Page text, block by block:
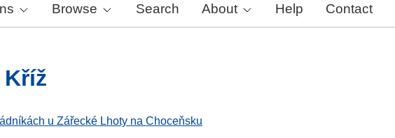
Browse Search About Help Contact
u Zářecké Lhoty na Choceňsku